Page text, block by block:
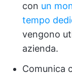
con un
tempo
vengono
azienda.
Comunica